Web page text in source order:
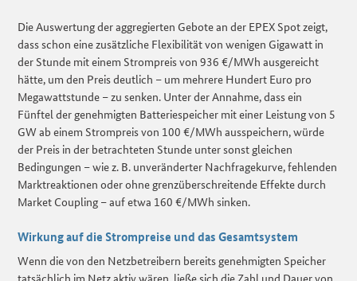
Die Auswertung der aggregierten Gebote an der EPEX Spot zeigt,
dass schon eine zusätzliche Flexibilität von wenigen Gigawatt in
der Stunde mit einem Strompreis von 936 €/MWh ausgereicht
hätte, um den Preis deutlich – um mehrere Hundert Euro pro
Megawattstunde – zu senken. Unter der Annahme, dass ein
Fünftel der genehmigten Batteriespeicher mit einer Leistung von 5
GW ab einem Strompreis von 100 €/MWh ausspeichern, würde
der Preis in der betrachteten Stunde unter sonst gleichen
Bedingungen – wie z. B. unveränderter Nachfragekurve, fehlenden
Marktreaktionen oder ohne grenzüberschreitende Effekte durch
Market Coupling – auf etwa 160 €/MWh sinken.
Wirkung auf die Strompreise und das Gesamtsystem
Wenn die von den Netzbetreibern bereits genehmigten Speicher
tatsächlich im Netz aktiv wären, ließe sich die Zahl und Dauer von